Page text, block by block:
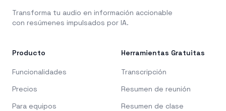
Transforma tu audio en información accionable
con resúmenes impulsados por IA.
Producto
Funcionalidades
Precios
Para equipos
Herramientas Gratuitas
Transcripción
Resumen de reunión
Resumen de clase